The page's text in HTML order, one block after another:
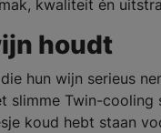
kwaliteit én
houdt
hun wijn serieus
slimme Twin-
koud hebt staan